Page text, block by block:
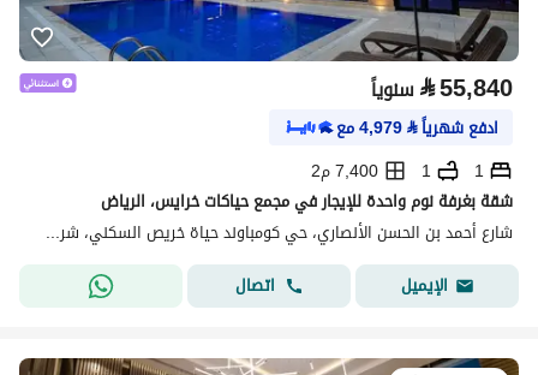
⃁55,840 سنوياً
ادفع شهرياً⃁
4,979مع
1
1
7,400 م2
شقة بغرفة نوم واحدة للإيجار في مجمع حياكات خرايس، الرياض
شارع أحمد بن الحسن الأنصاري، حي كومباوند حياة خريص السكني، شرق الرياض، الرياض
الإيميل
اتصال